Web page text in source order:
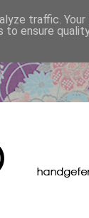
traffic.
ensure